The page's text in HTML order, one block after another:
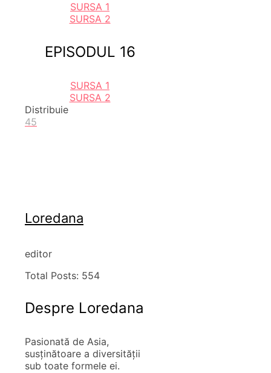
SURSA 1
SURSA 2
EPISODUL 16
SURSA 1
SURSA 2
Distribuie
45
Loredana
editor
Total Posts: 554
Despre Loredana
Pasionată de Asia,
susţinătoare a diversităţii
sub toate formele ei.